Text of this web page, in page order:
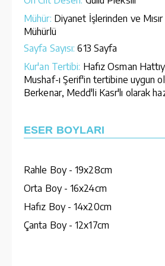
Mühür: Diyanet İşlerinden ve
Mühürlü
Sayfa Sayısı: 613 Sayfa
Kur'an Tertibi: Hafız Osman
Mushaf-ı Şerif'in tertibine uygun
Berkenar, Medd'li Kasr'lı olarak
ESER BOYLARI
Rahle Boy - 19x28cm
Orta Boy - 16x24cm
Hafız Boy - 14x20cm
Çanta Boy - 12x17cm